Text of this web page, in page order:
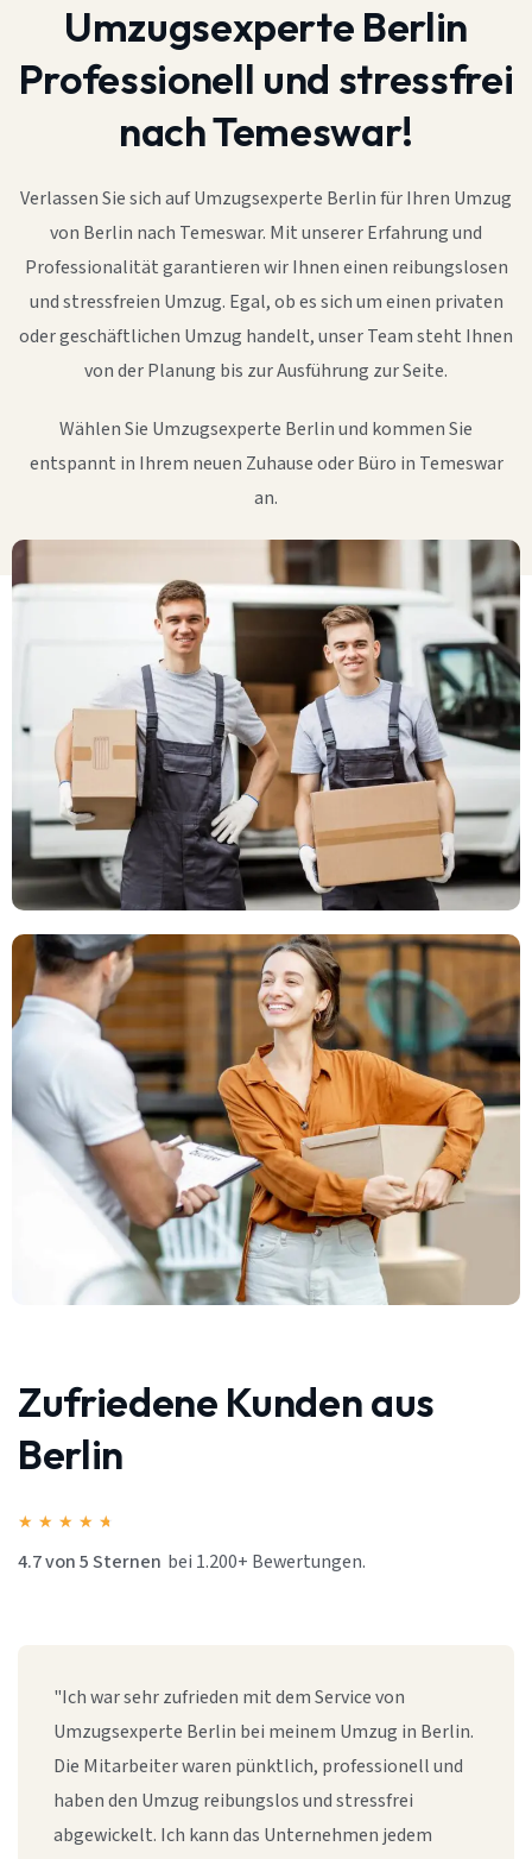
Umzugsexperte Berlin
Professionell und stressfrei
nach Temeswar!
Verlassen Sie sich auf Umzugsexperte Berlin für Ihren Umzug
von Berlin nach Temeswar. Mit unserer Erfahrung und
Professionalität garantieren wir Ihnen einen reibungslosen
und stressfreien Umzug. Egal, ob es sich um einen privaten
oder geschäftlichen Umzug handelt, unser Team steht Ihnen
von der Planung bis zur Ausführung zur Seite.
Wählen Sie Umzugsexperte Berlin und kommen Sie
entspannt in Ihrem neuen Zuhause oder Büro in Temeswar
an.
Zufriedene Kunden aus
Berlin
★ ★ ★ ★ ★
4.7 von 5 Sternen bei 1.200+ Bewertungen.
"Ich war sehr zufrieden mit dem Service von
Umzugsexperte Berlin bei meinem Umzug in Berlin.
Die Mitarbeiter waren pünktlich, professionell und
haben den Umzug reibungslos und stressfrei
abgewickelt. Ich kann das Unternehmen jedem